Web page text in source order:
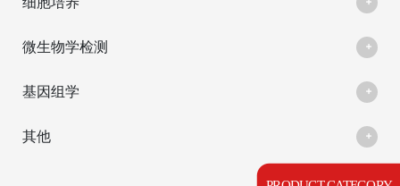
微生物学检测
基因组学
其他